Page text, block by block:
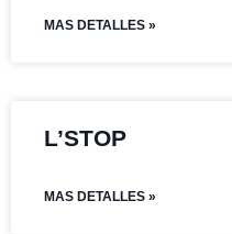
MAS DETALLES »
L’STOP
MAS DETALLES »